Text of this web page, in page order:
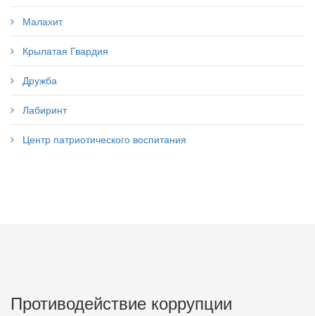
Малахит
Крылатая Гвардия
Дружба
Лабиринт
Центр патриотического воспитания
Противодействие коррупции